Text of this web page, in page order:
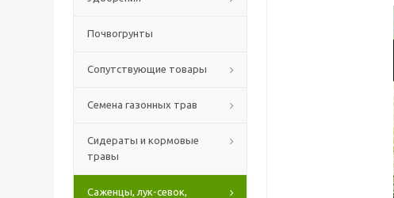
Почвогрунты
Сопутствующие товары
Семена газонных трав
Сидераты и кормовые
травы
Саженцы, лук-севок,